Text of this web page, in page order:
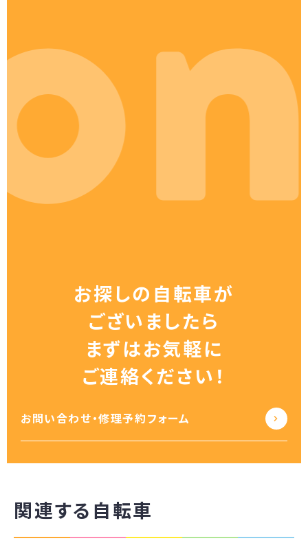
お探しの自転車が
ございましたら
まずはお気軽に
ご連絡ください！
お問い合わせ・修理予約フォーム
関連する自転車